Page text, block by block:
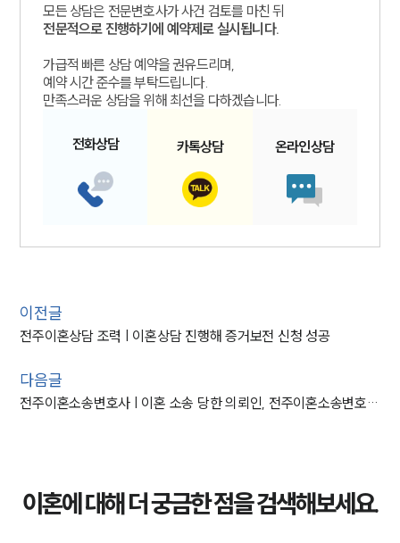
모든 상담은 전문변호사가 사건 검토를 마친 뒤
전문적으로 진행하기에 예약제로 실시됩니다.
가급적 빠른 상담 예약을 권유드리며,
예약 시간 준수를 부탁드립니다.
만족스러운 상담을 위해 최선을 다하겠습니다.
전화상담 카톡상담 온라인상담
이전글
전주이혼상담 조력 | 이혼상담 진행해 증거보전 신청 성공
다음글
전주이혼소송변호사 | 이혼 소송 당한 의뢰인, 전주이혼소송변호사 도움으로 ‘승소’
이혼에 대해 더 궁금한 점을 검색해보세요.